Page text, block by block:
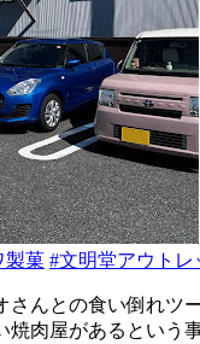
製菓 #文明堂アウトレ
さんとの食い倒れツ
焼肉屋があるという